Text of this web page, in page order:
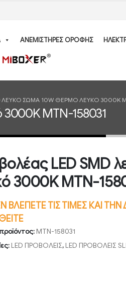
ΑΝΕΜΙΣΤΗΡΕΣ ΟΡΟΦΗΣ
ΛΕΥΚΌ ΣΏΜΑ 10W ΘΕΡΜΌ ΛΕΥΚΌ 3000K
MTN-158031
LED SMD
3000K MTN-
ΒΛΕΠΕΤΕ ΤΙΣ ΤΙΜΕΣ ΚΑΙ
MTN-158031
LED ΠΡΟΒΟΛΕΙΣ,LED ΠΡΟΒΟΛΕΙΣ